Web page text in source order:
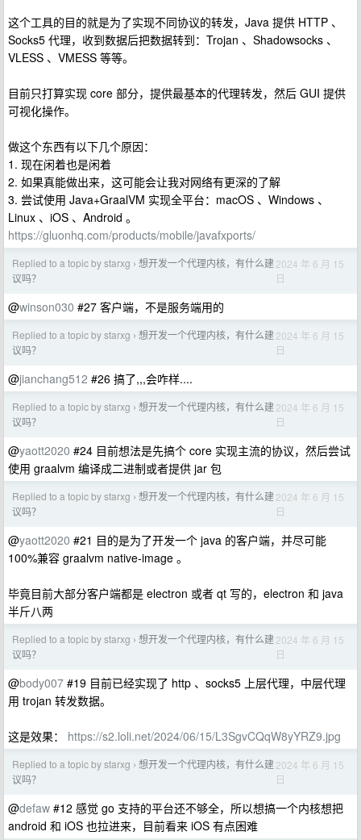
这个工具的目的就是为了实现不同协议的转发，Java 提供 HTTP 、
Socks5 代理，收到数据后把数据转到：Trojan 、Shadowsocks 、
VLESS 、VMESS 等等。
目前只打算实现 core 部分，提供最基本的代理转发，然后 GUI 提供
可视化操作。
做这个东西有以下几个原因：
1. 现在闲着也是闲着
2. 如果真能做出来，这可能会让我对网络有更深的了解
3. 尝试使用 Java+GraalVM 实现全平台：macOS 、Windows 、
Linux 、iOS 、Android 。
https://gluonhq.com/products/mobile/javafxports/
Replied to a topic by starxg › 想开发一个代理内核，有什么建
议吗？
2024 年 6 月 15
日
@winson030 #27 客户端，不是服务端用的
Replied to a topic by starxg › 想开发一个代理内核，有什么建
议吗？
2024 年 6 月 15
日
@jianchang512 #26 搞了,,,会咋样....
Replied to a topic by starxg › 想开发一个代理内核，有什么建
议吗？
2024 年 6 月 15
日
@yaott2020 #24 目前想法是先搞个 core 实现主流的协议，然后尝试
使用 graalvm 编译成二进制或者提供 jar 包
Replied to a topic by starxg › 想开发一个代理内核，有什么建
议吗？
2024 年 6 月 15
日
@yaott2020 #21 目的是为了开发一个 java 的客户端，并尽可能
100%兼容 graalvm native-image 。
毕竟目前大部分客户端都是 electron 或者 qt 写的，electron 和 java
半斤八两
Replied to a topic by starxg › 想开发一个代理内核，有什么建
议吗？
2024 年 6 月 15
日
@body007 #19 目前已经实现了 http 、socks5 上层代理，中层代理
用 trojan 转发数据。
这是效果： https://s2.loli.net/2024/06/15/L3SgvCQqW8yYRZ9.jpg
Replied to a topic by starxg › 想开发一个代理内核，有什么建
议吗？
2024 年 6 月 15
日
@defaw #12 感觉 go 支持的平台还不够全，所以想搞一个内核想把
android 和 iOS 也拉进来，目前看来 iOS 有点困难